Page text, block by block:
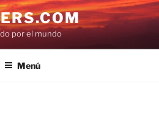
por el mundo
Menú